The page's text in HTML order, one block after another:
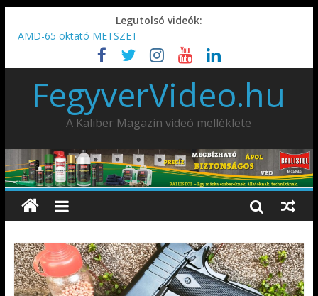
Legutolsó videók:
AMD-65 oktató METSZET
Umarex TPX50 .50 paintball/pepperball/traumatikus marker
IDÉN IS INDUL: Fegyvertervező- és gyártó szakmérnöki,
illetve szakspecialista képzés!!!
IWA2026 – Puskák 1. rész
Ardesa Patriot “FAPADOS” .45 elöltöltő perkussziós pisztoly
FegyverVideo.hu
A Kaliber Magazin videó melléklete